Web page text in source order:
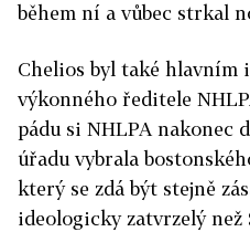
během ní a vůbec strkal
Chelios byl také hlavním
výkonného ředitele
pádu si NHLPA nakonec
úřadu vybrala
který se zdá být stejně
ideologicky zatvrzelý než